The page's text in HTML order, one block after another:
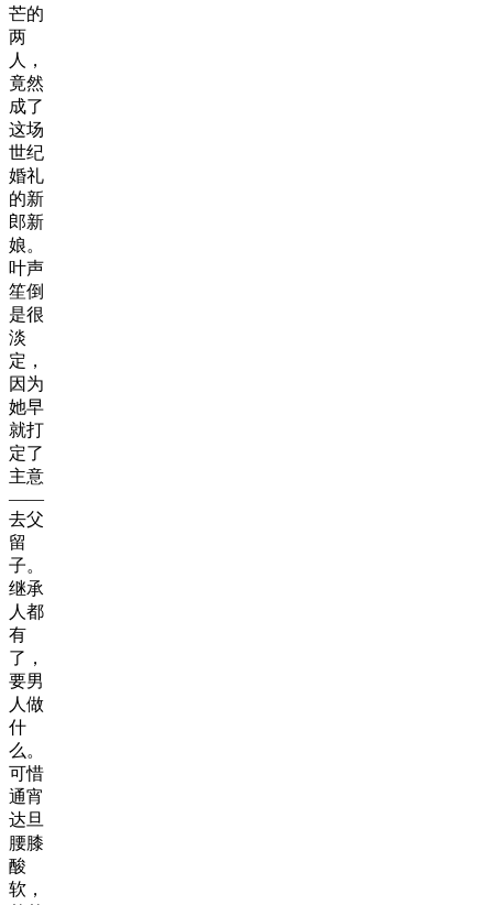
芒的
两
人，
竟然
成了
这场
世纪
婚礼
的新
郎新
娘。
叶声
笙倒
是很
淡
定，
因为
她早
就打
定了
主意
——
去父
留
子。
继承
人都
有
了，
要男
人做
什
么。
可惜
通宵
达旦
腰膝
酸
软，